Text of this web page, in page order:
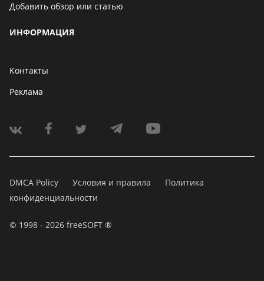
Добавить обзор или статью
ИНФОРМАЦИЯ
Контакты
Реклама
DMCA Policy Условия и правила
Политика
конфиденциальности
© 1998 - 2026 freeSOFT ®